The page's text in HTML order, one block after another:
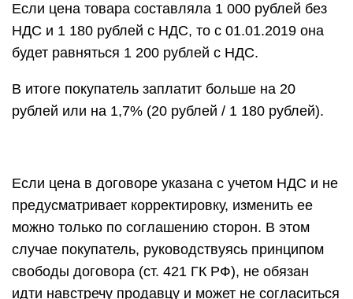
Если цена товара составляла 1 000 рублей без
НДС и 1 180 рублей с НДС, то с 01.01.2019 она
будет равняться 1 200 рублей с НДС.
В итоге покупатель заплатит больше на 20
рублей или на 1,7% (20 рублей / 1 180 рублей).
Если цена в договоре указана с учетом НДС и не
предусматривает корректировку, изменить ее
можно только по соглашению сторон. В этом
случае покупатель, руководствуясь принципом
свободы договора (ст. 421 ГК РФ), не обязан
идти навстречу продавцу и может не согласиться